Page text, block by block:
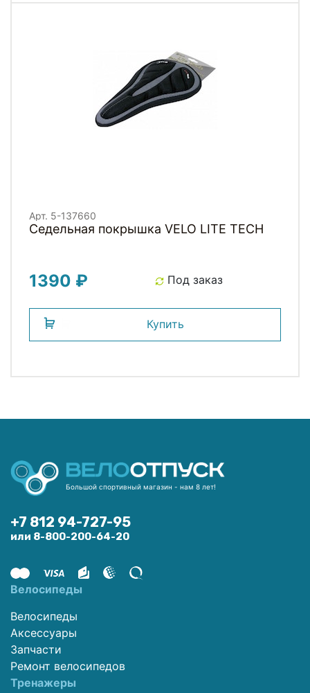
Арт. 5-137660
Седельная покрышка VELO LITE TECH
1390 ₽ Под заказ
Купить
Большой спортивный магазин - нам 8 лет!
+7 812 94-727-95
или 8-800-200-64-20
Велосипеды
Велосипеды
Аксессуары
Запчасти
Ремонт велосипедов
Тренажеры